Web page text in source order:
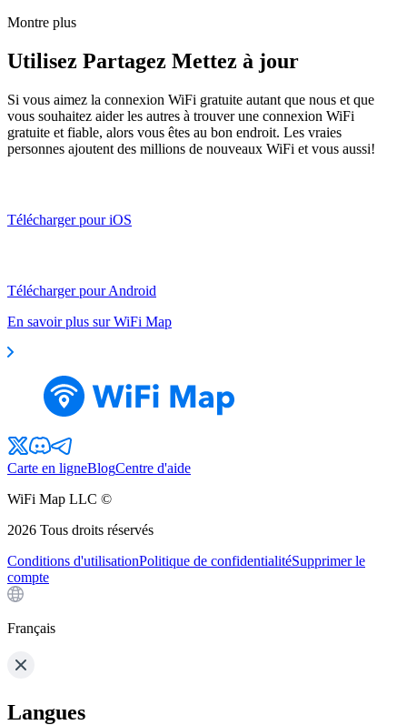
Montre plus
Utilisez Partagez Mettez à jour
Si vous aimez la connexion WiFi gratuite autant que nous et que
vous souhaitez aider les autres à trouver une connexion WiFi
gratuite et fiable, alors vous êtes au bon endroit. Les vraies
personnes ajoutent des millions de nouveaux WiFi et vous aussi!
Télécharger pour iOS
Télécharger pour Android
En savoir plus sur WiFi Map
Carte en ligneBlogCentre d'aide
WiFi Map LLC ©
2026 Tous droits réservés
Conditions d'utilisationPolitique de confidentialitéSupprimer le
compte
Français
Langues